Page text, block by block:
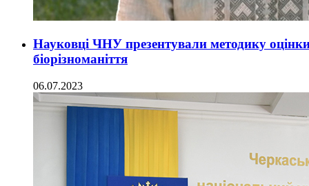
Науковці ЧНУ презентували методику
біорізноманіття
06.07.2023